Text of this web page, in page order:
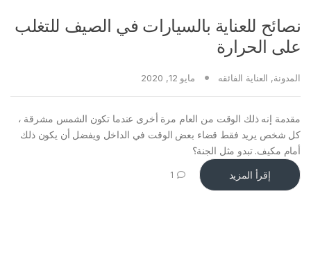
نصائح للعناية بالسيارات في الصيف للتغلب
على الحرارة
المدونة, العناية الفائقه مايو 12, 2020
مقدمة إنه ذلك الوقت من العام مرة أخرى عندما تكون الشمس مشرقة ،
كل شخص يريد فقط قضاء بعض الوقت في الداخل ويفضل أن يكون ذلك
أمام مكيف. تبدو مثل الجنة؟
إقرأ المزيد 1